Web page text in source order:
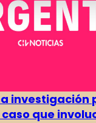
investigación
que